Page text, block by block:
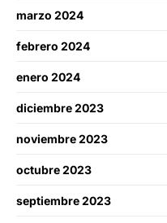
marzo 2024
febrero 2024
enero 2024
diciembre 2023
noviembre 2023
octubre 2023
septiembre 2023